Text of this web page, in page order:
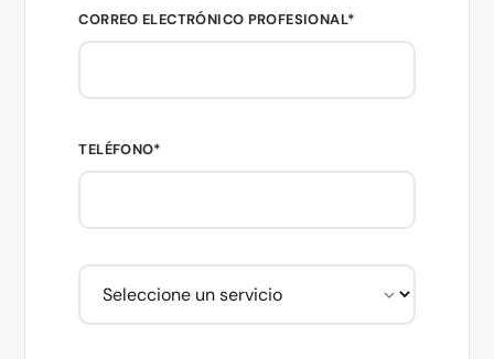
CORREO ELECTRÓNICO PROFESIONAL*
TELÉFONO*